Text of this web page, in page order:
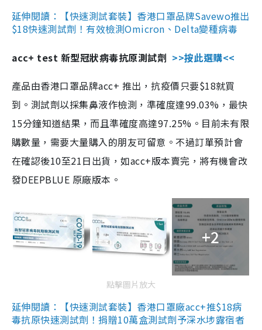
延伸閱讀：【快速測試套裝】香港口罩品牌Savewo推出
$18快速測試劑！有效檢測Omicron、Delta變種病毒
acc+ test 新型冠狀病毒抗原測試劑 >>按此選購<<
產品由香港口罩品牌acc+ 推出，抗疫價只要$18就買
到。測試劑以採集鼻液作檢測，準確度達99.03%，最快
15分鐘知道結果，而且準確度高達97.25%。目前未有限
購數量，需要大量購入的朋友可留意。不過訂單預計會
在確認後10至21日出貨，如acc+版本賣完，將有機會改
發DEEPBLUE 原廠版本。
+2
點擊圖片放大
延伸閱讀：【快速測試套裝】香港口罩廠acc+推$18病
毒抗原快速測試劑！捐贈10萬盒測試劑予深水埗露宿者